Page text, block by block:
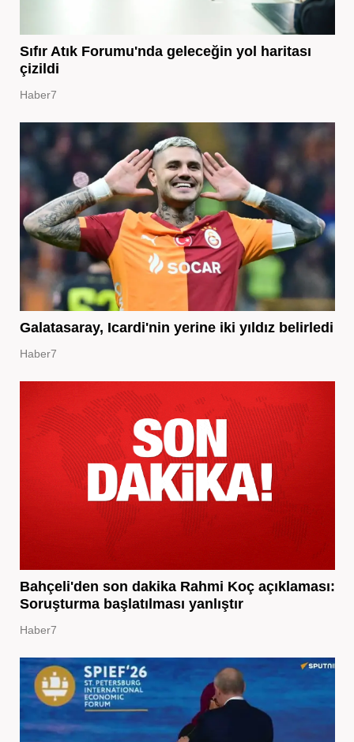
Sıfır Atık Forumu'nda geleceğin yol haritası
çizildi
Haber7
Galatasaray, Icardi'nin yerine iki yıldız belirledi
Haber7
Bahçeli'den son dakika Rahmi Koç açıklaması:
Soruşturma başlatılması yanlıştır
Haber7